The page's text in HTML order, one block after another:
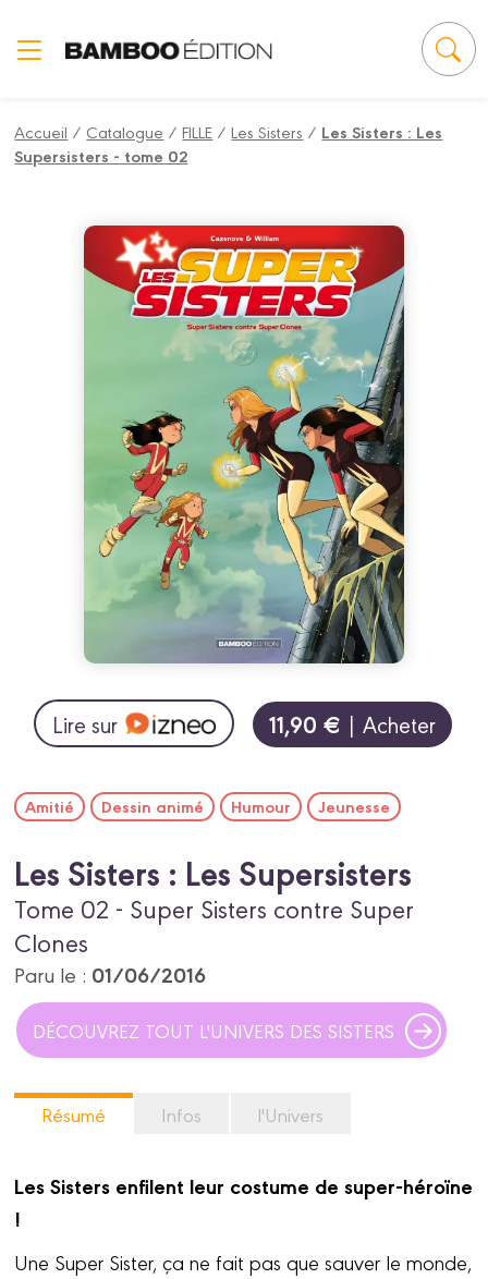
Accueil / Catalogue /FILLE /Les Sisters / Les Sisters : Les
Supersisters - tome 02
Lire sur 11,90 € | Acheter
Amitié Dessin animé Humour Jeunesse
Les Sisters : Les Supersisters
Tome 02 - Super Sisters contre Super
Clones
Paru le : 01/06/2016
DÉCOUVREZ TOUT L'UNIVERS DES SISTERS
Résumé Infos l'Univers
Les Sisters enfilent leur costume de super-héroïne
!
Une Super Sister, ça ne fait pas que sauver le monde,